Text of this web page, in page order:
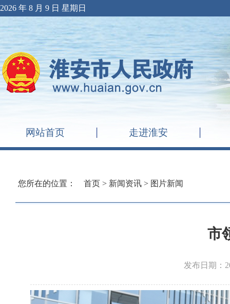
2026 年 8 月 9 日 星期日
网站首页 走进淮安
您所在的位置： 首页 > 新闻资讯 > 图片新闻
市
发布日期：